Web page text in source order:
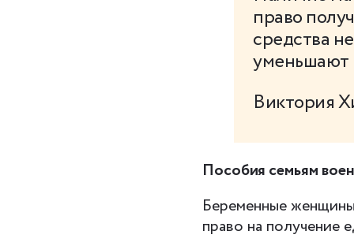
право
средства
уменьшают
Виктория
Пособия семьям
Беременные
право на получение